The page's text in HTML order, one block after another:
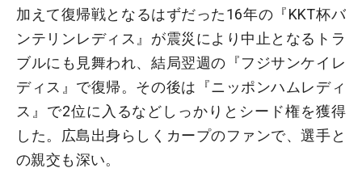
加えて復帰戦となるはずだった16年の『KKT杯バ
ンテリンレディス』が震災により中止となるトラ
ブルにも見舞われ、結局翌週の『フジサンケイレ
ディス』で復帰。その後は『ニッポンハムレディ
ス』で2位に入るなどしっかりとシード権を獲得
した。広島出身らしくカープのファンで、選手と
の親交も深い。